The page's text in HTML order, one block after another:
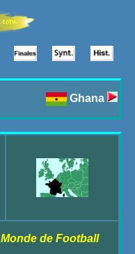
Ghana
de Football